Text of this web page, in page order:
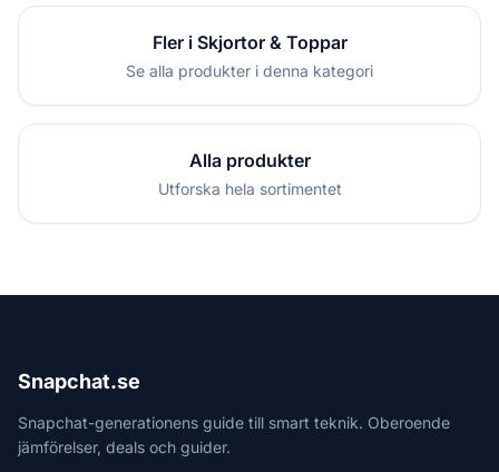
Fler i Skjortor & Toppar
Se alla produkter i denna kategori
Alla produkter
Utforska hela sortimentet
Snapchat.se
Snapchat-generationens guide till smart teknik. Oberoende
jämförelser, deals och guider.